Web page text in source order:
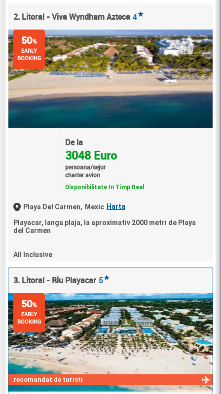
2. Litoral - Viva Wyndham Azteca 4★
50%
EARLY
BOOKING
De la
3048 Euro
persoana/sejur
charter avion
Disponibilitate In Timp Real
Playa Del Carmen, Mexic Harta
Playacar, langa plaja, la aproximativ 2000 metri de Playa
del Carmen
All Inclusive
3. Litoral - Riu Playacar 5★
recomandat de turisti
50%
EARLY
BOOKING